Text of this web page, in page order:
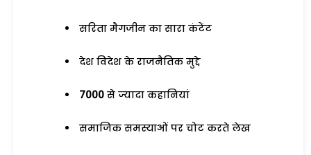
सरिता मैगजीन का सारा कंटेंट
देश विदेश के राजनैतिक मुद्दे
7000 से ज्यादा कहानियां
समाजिक समस्याओं पर चोट करते लेख